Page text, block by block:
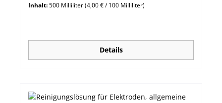
Inhalt:500 Milliliter(4,00 € / 100 Milliliter)
Details